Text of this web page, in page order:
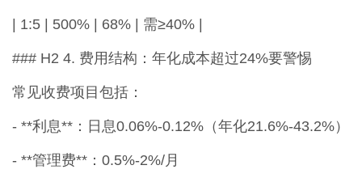
| 1:5 | 500% | 68% | 需≥40% |
### H2 4. 费用结构：年化成本超过24%要警惕
常见收费项目包括：
- **利息**：日息0.06%-0.12%（年化21.6%-43.2%）
- **管理费**：0.5%-2%/月